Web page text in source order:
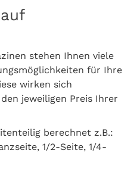
stehen Ihnen viele
für Ihre
wirken sich
jeweiligen Preis Ihrer
berechnet z.B.:
1/2-Seite, 1/4-